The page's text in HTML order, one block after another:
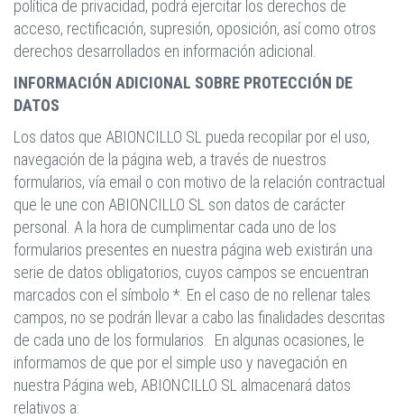
política de privacidad, podrá ejercitar los derechos de
acceso, rectificación, supresión, oposición, así como otros
derechos desarrollados en información adicional.
INFORMACIÓN ADICIONAL SOBRE PROTECCIÓN DE
DATOS
Los datos que ABIONCILLO SL pueda recopilar por el uso,
navegación de la página web, a través de nuestros
formularios, vía email o con motivo de la relación contractual
que le une con ABIONCILLO SL son datos de carácter
personal. A la hora de cumplimentar cada uno de los
formularios presentes en nuestra página web existirán una
serie de datos obligatorios, cuyos campos se encuentran
marcados con el símbolo *. En el caso de no rellenar tales
campos, no se podrán llevar a cabo las finalidades descritas
de cada uno de los formularios. En algunas ocasiones, le
informamos de que por el simple uso y navegación en
nuestra Página web, ABIONCILLO SL almacenará datos
relativos a: